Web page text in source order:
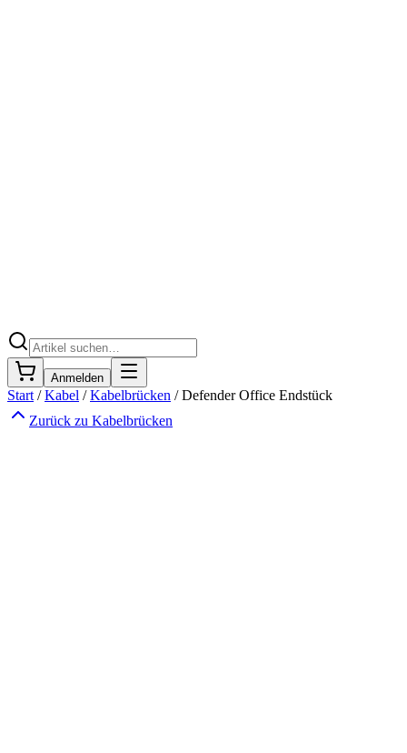
Anmelden
Start /Kabel /Kabelbrücken /Defender Office Endstück
Zurück zu Kabelbrücken